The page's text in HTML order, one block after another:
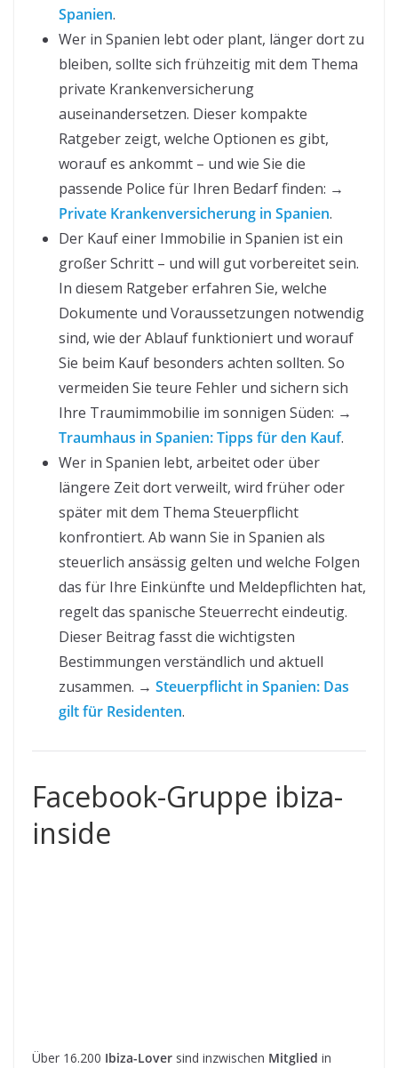
Spanien.
Wer in Spanien lebt oder plant, länger dort zu
bleiben, sollte sich frühzeitig mit dem Thema
private Krankenversicherung
auseinandersetzen. Dieser kompakte
Ratgeber zeigt, welche Optionen es gibt,
worauf es ankommt – und wie Sie die
passende Police für Ihren Bedarf finden: →
Private Krankenversicherung in Spanien.
Der Kauf einer Immobilie in Spanien ist ein
großer Schritt – und will gut vorbereitet sein.
In diesem Ratgeber erfahren Sie, welche
Dokumente und Voraussetzungen notwendig
sind, wie der Ablauf funktioniert und worauf
Sie beim Kauf besonders achten sollten. So
vermeiden Sie teure Fehler und sichern sich
Ihre Traumimmobilie im sonnigen Süden: →
Traumhaus in Spanien: Tipps für den Kauf.
Wer in Spanien lebt, arbeitet oder über
längere Zeit dort verweilt, wird früher oder
später mit dem Thema Steuerpflicht
konfrontiert. Ab wann Sie in Spanien als
steuerlich ansässig gelten und welche Folgen
das für Ihre Einkünfte und Meldepflichten hat,
regelt das spanische Steuerrecht eindeutig.
Dieser Beitrag fasst die wichtigsten
Bestimmungen verständlich und aktuell
zusammen. → Steuerpflicht in Spanien: Das
gilt für Residenten.
Facebook-Gruppe ibiza-
inside
Über 16.200 Ibiza-Lover sind inzwischen Mitglied in